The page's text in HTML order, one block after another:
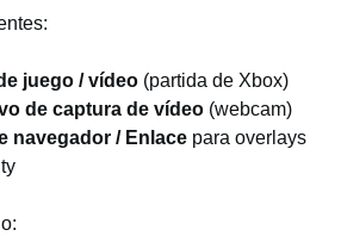
juego / vídeo (partida de Xbox)
de captura de vídeo (webcam)
navegador / Enlace para overlays